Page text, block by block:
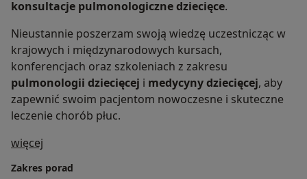
konsultacje pulmonologiczne dziecięce.
Nieustannie poszerzam swoją wiedzę uczestnicząc w
krajowych i międzynarodowych kursach,
konferencjach oraz szkoleniach z zakresu
pulmonologii dziecięcej i medycyny dziecięcej, aby
zapewnić swoim pacjentom nowoczesne i skuteczne
leczenie chorób płuc.
więcej
Zakres porad